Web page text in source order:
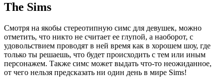
The Sims
Смотря на якобы стереотипную симс для девушек, можно
отметить, что никто не считает ее глупой, а наоборот, с
удовольствием проводят в ней время как в хорошем шоу, где
только ты решаешь, что будет происходить с тем или иным
персонажем. Также симс может выдать что-то неожиданное,
от чего нельзя предсказать ни один день в мире Sims!